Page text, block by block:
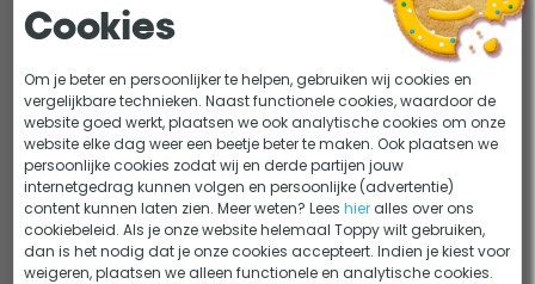
Bediening
Beekloop vijver
Beplanting
Beste reigerverjager: Top 5
Biopool pomp
Biopool robot
Bodemdrain
Buisklemmen
C, D, E
Velda terrasvijver
Vijver beschermdoek
Vijverbescherming
Vijverdecoratie
Vijverfolie
Vijverhandschoenen
Vijvernet
Vijverslang 19mm
Vijverslang 25mm
Alle subcategoriën
Eerder bekeken door jou
Cookies
Om je beter en persoonlijker te helpen, gebruiken wij cookies en
vergelijkbare technieken. Naast functionele cookies, waardoor de
website goed werkt, plaatsen we ook analytische cookies om onze
website elke dag weer een beetje beter te maken. Ook plaatsen we
persoonlijke cookies zodat wij en derde partijen jouw
internetgedrag kunnen volgen en persoonlijke (advertentie)
content kunnen laten zien. Meer weten? Leeshier alles over ons
cookiebeleid. Als je onze website helemaal Toppy wilt gebruiken,
dan is het nodig dat je onze cookies accepteert. Indien je kiest voor
weigeren, plaatsen we alleen functionele en analytische cookies.